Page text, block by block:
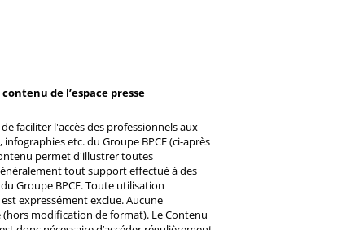
de l’espace presse
de faciliter l'accès des professionnels aux
etc. du Groupe BPCE (ci-après
permet d'illustrer toutes
tout support effectué à des
Groupe BPCE. Toute utilisation
expressément exclue. Aucune
modification de format). Le Contenu